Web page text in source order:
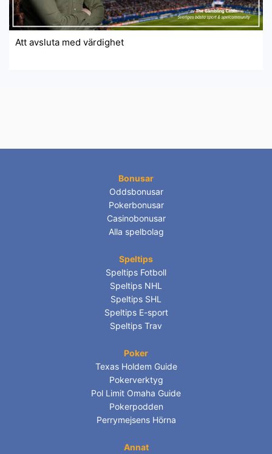
Att avsluta med värdighet
Bonusar
Oddsbonusar
Pokerbonusar
Casinobonusar
Alla spelbolag
Speltips
Speltips Fotboll
Speltips NHL
Speltips SHL
Speltips E-sport
Speltips Trav
Poker
Texas Holdem Guide
Pokerverktyg
Pol Limit Omaha Guide
Pokerpodden
Perrymejsens Hörna
Annat